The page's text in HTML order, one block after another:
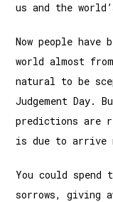
us and the
Now people
world almost
natural to be
Judgement Day.
predictions are
is due to arrive
You could
sorrows, giving